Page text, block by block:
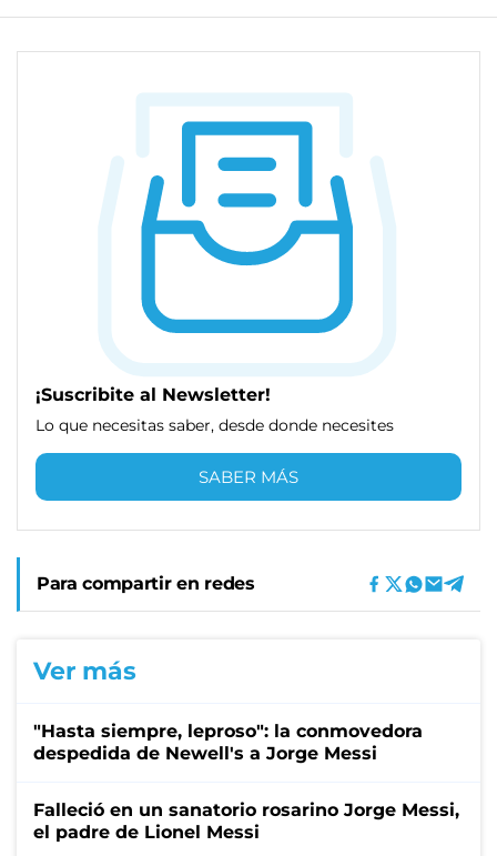
¡Suscribite al Newsletter!
Lo que necesitas saber, desde donde necesites
SABER MÁS
Para compartir en redes
Ver más
"Hasta siempre, leproso": la conmovedora
despedida de Newell's a Jorge Messi
Falleció en un sanatorio rosarino Jorge Messi,
el padre de Lionel Messi